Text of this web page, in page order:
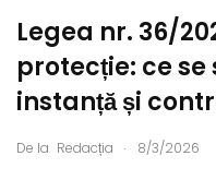
Legea nr. 36/
protecție: ce
instanță și
De la Redacția . 8/3/2026